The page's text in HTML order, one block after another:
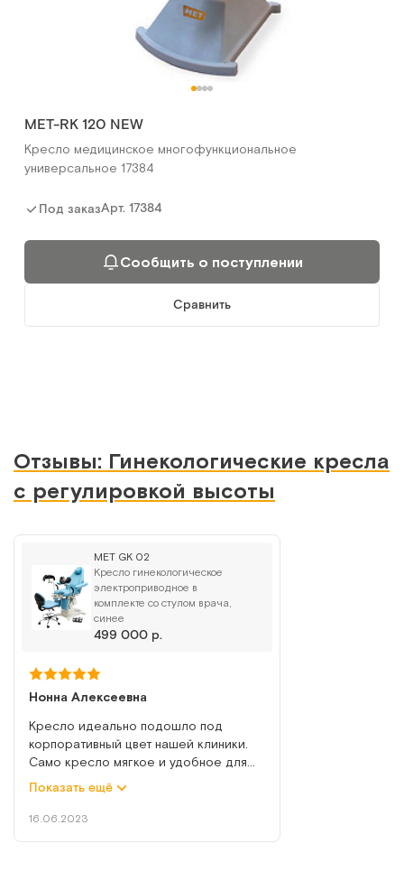
Сообщить о поступлении
Сравнить
МСК-409
Под заказАрт.342
МСК-410
Кресло гинекологическое с регулировкой высоты на
электроприводе
Сообщить о поступлении
МСК-411
Гинекологическое кресло с регулировкой высоты на
Под заказАрт.315
МЕТ-RK 120 NEW
Кресло медицинское многофункциональное
универсальное 17384
Под заказАрт. 17384
Сообщить о поступлении
Сравнить
Отзывы: Гинекологические кресла
с регулировкой высоты
MET GK 02
Кресло гинекологическое
электроприводное в
комплекте со стулом врача,
синее
499 000 р.
Нонна Алексеевна
Кресло идеально подошло под
корпоративный цвет нашей клиники.
Само кресло мягкое и удобное для
посетителей. С помощью ножного
пульта можно регулировать секции в
стерильных перчатках, не трогая
Показать ещё
16.06.2023